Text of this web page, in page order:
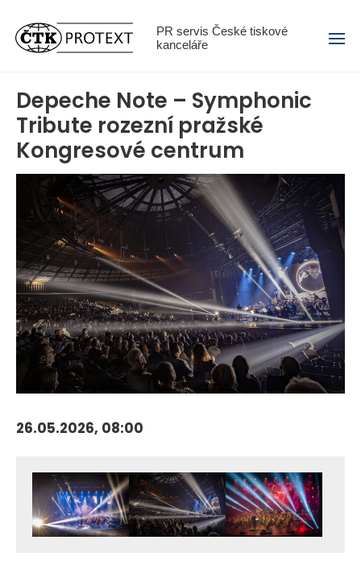
PR servis České tiskové
kanceláře
Menu
Depeche Note – Symphonic
Tribute rozezní pražské
Kongresové centrum
26.05.2026, 08:00